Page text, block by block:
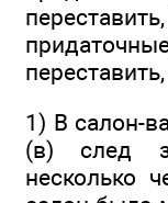
1) В салон-
(в) след
несколько